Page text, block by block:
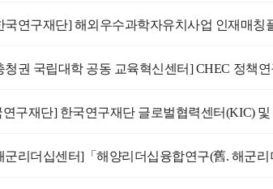
국연구재단] 해외우수과학자유치사업 인재매칭
청권 국립대학 공동 교육혁신센터] CHEC 정책
연구재단] 한국연구재단 글로벌협력센터(KIC)